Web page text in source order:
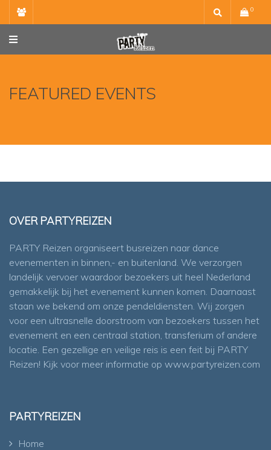
to
content
0
FEATURED EVENTS
OVER PARTYREIZEN
PARTY Reizen organiseert busreizen naar dance
evenementen in binnen,- en buitenland. We verzorgen
landelijk vervoer waardoor bezoekers uit heel Nederland
gemakkelijk bij het evenement kunnen komen. Daarnaast
staan we bekend om onze pendeldiensten. Wij zorgen
voor een ultrasnelle doorstroom van bezoekers tussen het
evenement en een centraal station, transferium of andere
locatie. Een gezellige en veilige reis is een feit bij PARTY
Reizen! Kijk voor meer informatie op www.partyreizen.com
PARTYREIZEN
Home